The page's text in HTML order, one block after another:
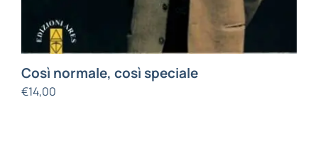
Così normale, così speciale
€14,00